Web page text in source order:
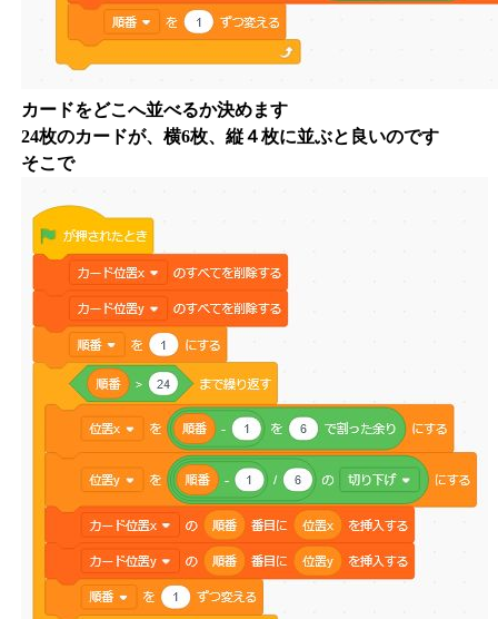
カードをどこへ並べるか決めます
24枚のカードが、横6枚、縦４枚に並ぶと良いのです
そこで